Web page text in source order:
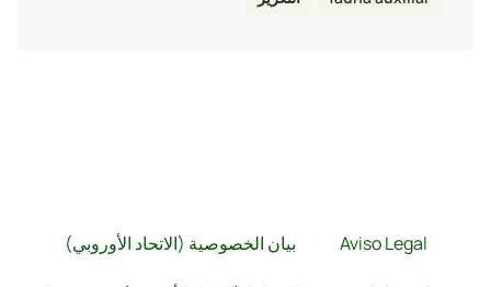
Aviso Legal بيان الخصوصية (الاتحاد الأوروبي)